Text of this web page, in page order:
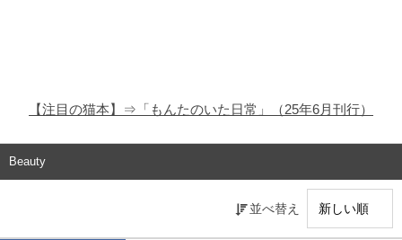
【注目の猫本】⇒「もんたのいた日常」（25年6月刊行）
Beauty
並べ替え